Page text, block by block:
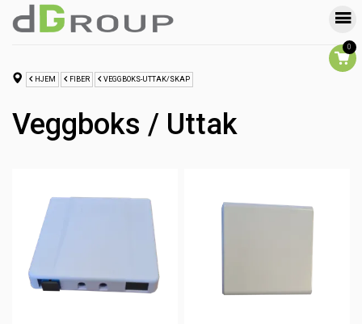
0
HJEM FIBER VEGGBOKS-UTTAK/SKAP
Veggboks / Uttak